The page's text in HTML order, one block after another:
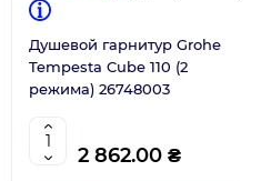
Душевой гарнитур Grohe
Tempesta Cube 110 (2
режима) 26748003
2 862.00 ₴